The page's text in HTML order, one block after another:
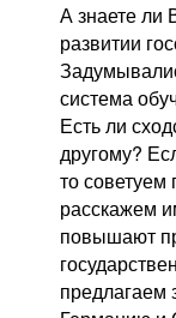
А знаете ли
развитии
система
Есть ли
другому?
то
расскажем
повышают
предлагаем